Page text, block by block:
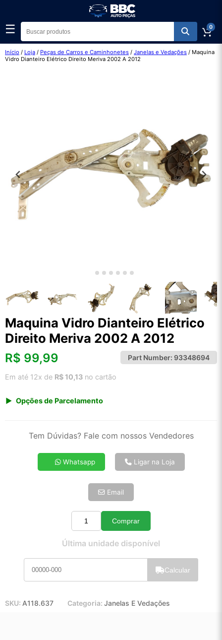
☰ 0
Início / Loja / Peças de Carros e Caminhonetes / Janelas e Vedações / Maquina
Vidro Dianteiro Elétrico Direito Meriva 2002 A 2012
Maquina Vidro Dianteiro Elétrico
Direito Meriva 2002 A 2012
R$ 99,99 Part Number: 93348694
Em até 12x de R$ 10,13 no cartão
Opções de Parcelamento
2x de R$ 53,81
4x de R$ 27,71
5x de R$ 22,46
Tem Dúvidas? Fale com nossos Vendedores
Whatsapp Ligar na Loja
Email
Quantidade
Comprar
Última unidade disponível
Calcular
SKU: A118.637 Categoria: Janelas E Vedações